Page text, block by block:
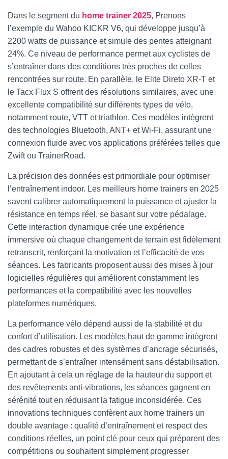
Dans le segment du home trainer 2025, Prenons
l’exemple du Wahoo KICKR V6, qui développe jusqu’à
2200 watts de puissance et simule des pentes atteignant
24%. Ce niveau de performance permet aux cyclistes de
s’entraîner dans des conditions très proches de celles
rencontrées sur route. En parallèle, le Elite Direto XR-T et
le Tacx Flux S offrent des résolutions similaires, avec une
excellente compatibilité sur différents types de vélo,
notamment route, VTT et triathlon. Ces modèles intègrent
des technologies Bluetooth, ANT+ et Wi-Fi, assurant une
connexion fluide avec vos applications préférées telles que
Zwift ou TrainerRoad.
La précision des données est primordiale pour optimiser
l’entraînement indoor. Les meilleurs home trainers en 2025
savent calibrer automatiquement la puissance et ajuster la
résistance en temps réel, se basant sur votre pédalage.
Cette interaction dynamique crée une expérience
immersive où chaque changement de terrain est fidèlement
retranscrit, renforçant la motivation et l’efficacité de vos
séances. Les fabricants proposent aussi des mises à jour
logicielles régulières qui améliorent constamment les
performances et la compatibilité avec les nouvelles
plateformes numériques.
La performance vélo dépend aussi de la stabilité et du
confort d’utilisation. Les modèles haut de gamme intègrent
des cadres robustes et des systèmes d’ancrage sécurisés,
permettant de s’entraîner intensément sans déstabilisation.
En ajoutant à cela un réglage de la hauteur du support et
des revêtements anti-vibrations, les séances gagnent en
sérénité tout en réduisant la fatigue inconsidérée. Ces
innovations techniques confèrent aux home trainers un
double avantage : qualité d’entraînement et respect des
conditions réelles, un point clé pour ceux qui préparent des
compétitions ou souhaitent simplement progresser